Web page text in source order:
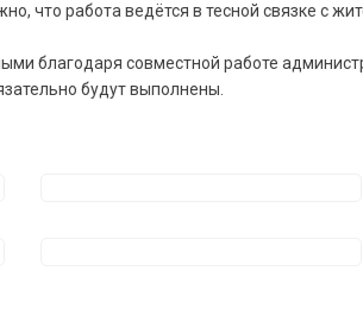
что работа ведётся в тесной связке с
благодаря совместной работе
будут выполнены.